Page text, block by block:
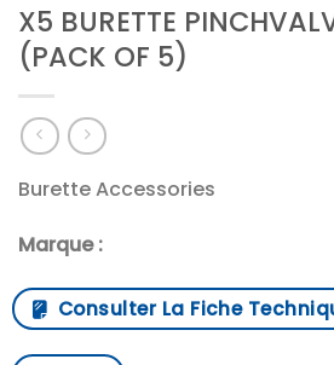
X5 BURETTE
(PACK OF 5)
Burette Accessories
Marque :
Consulter La Fiche